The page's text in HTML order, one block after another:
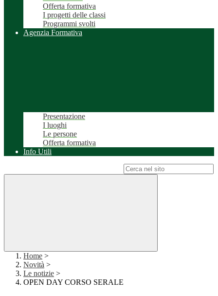
Offerta formativa
I progetti delle classi
Programmi svolti
Agenzia Formativa
Presentazione
I luoghi
Le persone
Offerta formativa
Info Utili
Home >
Novità >
Le notizie >
OPEN DAY CORSO SERALE